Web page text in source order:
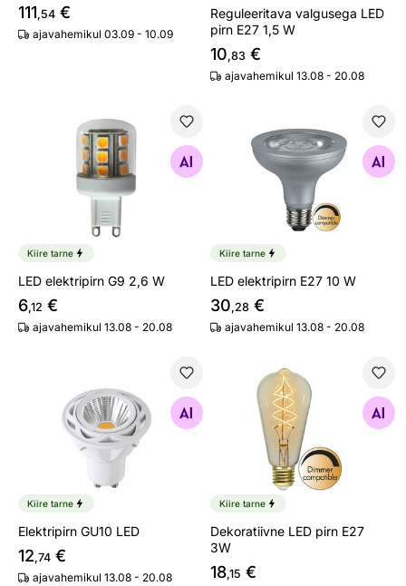
111,54 €
ajavahemikul 03.09 - 10.09
Reguleeritava valgusega LED
pirn E27 1,5 W
10,83 €
ajavahemikul 13.08 - 20.08
LED elektripirn G9 2,6 W
Otsi sarnaseid
Kiire tarne
LED elektripirn G9 2,6 W
6,12 €
ajavahemikul 13.08 - 20.08
LED elektripirn E27 10 W
Otsi sarnaseid
Kiire tarne
LED elektripirn E27 10 W
30,28 €
ajavahemikul 13.08 - 20.08
Elektripirn GU10 LED
Otsi sarnaseid
Kiire tarne
Elektripirn GU10 LED
12,74 €
ajavahemikul 13.08 - 20.08
Dekoratiivne LED pirn E27
Otsi sarnaseid
Kiire tarne
Dekoratiivne LED pirn E27
3W
18,15 €